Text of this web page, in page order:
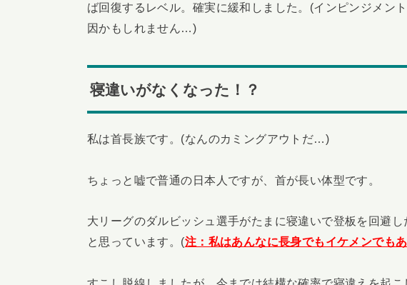
ば回復するレベル。確実に緩和しました。(インピンジメン
因かもしれません…)
寝違いがなくなった！？
私は首長族です。(なんのカミングアウトだ…)
ちょっと嘘で普通の日本人ですが、首が長い体型です。
大リーグのダルビッシュ選手がたまに寝違いで登板を回避
と思っています。(注：私はあんなに長身でもイケメンでも